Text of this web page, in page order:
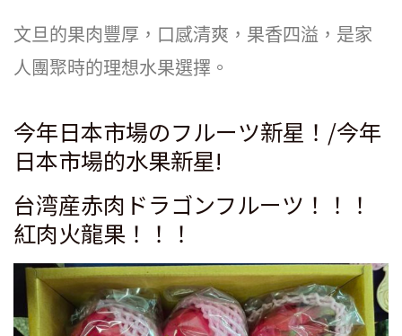
文旦的果肉豐厚，口感清爽，果香四溢，是家
人團聚時的理想水果選擇。
今年日本市場のフルーツ新星！/今年
日本市場的水果新星!
台湾産赤肉ドラゴンフルーツ！！！
紅肉火龍果！！！